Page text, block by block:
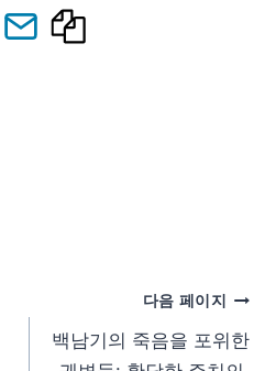
다음 페이지
백남기의 죽음을 포위한